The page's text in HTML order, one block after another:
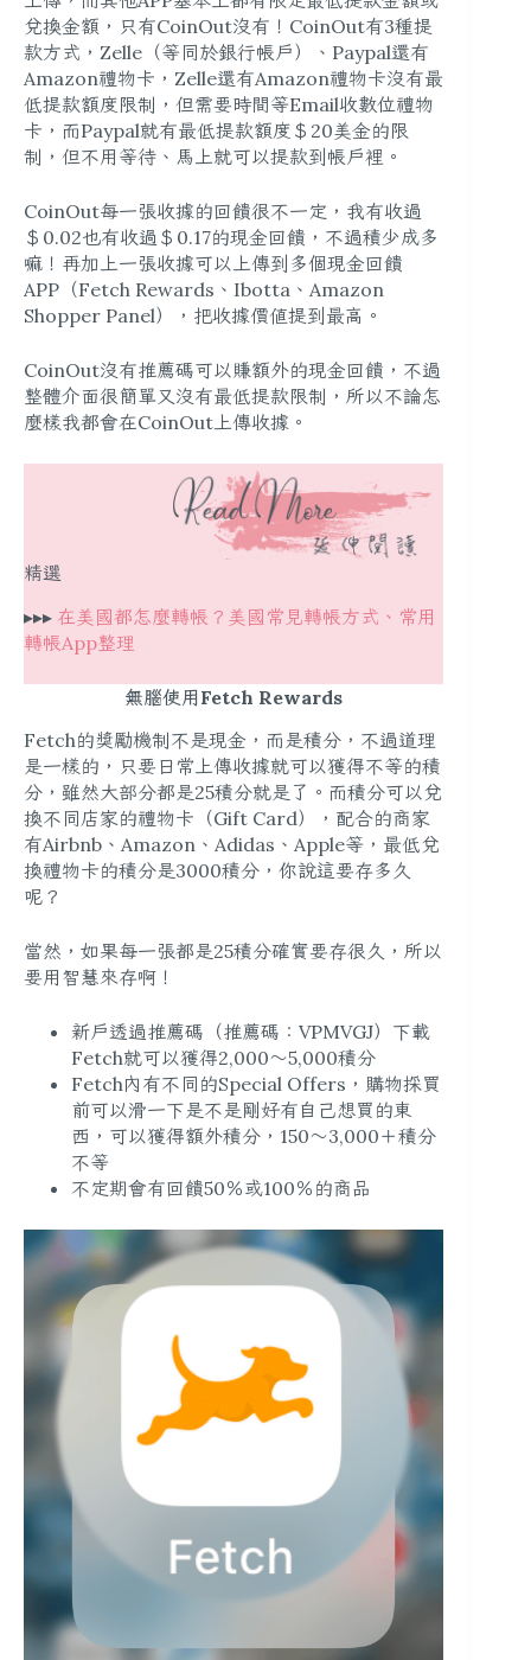
兌換金額，只有CoinOut沒有！CoinOut有3種提
款方式，Zelle（等同於銀行帳戶）、Paypal還有
Amazon禮物卡， Zelle還有Amazon禮物卡沒有最
低提款額度限制 ，但需要時間等Email收數位禮物
卡，而Paypal就有最低提款額度＄20美金的限
制，但不用等待、馬上就可以提款到帳戶裡。
CoinOut每一張收據的回饋很不一定，我有收過
＄0.02也有收過＄0.17的現金回饋，不過積少成多
嘛！再加上一張收據可以上傳到多個現金回饋
APP（Fetch Rewards、Ibotta、Amazon
Shopper Panel），把收據價值提到最高。
CoinOut沒有推薦碼可以賺額外的現金回饋，不過
整體介面很簡單又沒有最低提款限制，所以不論怎
麼樣我都會在CoinOut上傳收據。
精選
▸▸▸ 在美國都怎麼轉帳？美國常見轉帳方式、常用
轉帳App整理
無腦使用Fetch Rewards
Fetch的獎勵機制不是現金，而是積分，不過道理
是一樣的，只要日常上傳收據就可以獲得不等的積
分，雖然大部分都是25積分就是了。而積分可以兌
換不同店家的禮物卡（Gift Card），配合的商家
有Airbnb、Amazon、Adidas、Apple等，最低兌
換禮物卡的積分是3000積分，你說這要存多久
呢？
當然，如果每一張都是25積分確實要存很久，所以
要用智慧來存啊！
新戶透過推薦碼（推薦碼：VPMVGJ）下載
Fetch就可以獲得2,000～5,000積分
Fetch內有不同的Special Offers，購物採買
前可以滑一下是不是剛好有自己想買的東
西，可以獲得額外積分，150～3,000＋積分
不等
不定期會有回饋50％或100％的商品